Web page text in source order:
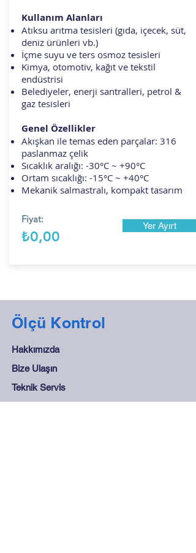
Kullanım Alanları
Atıksu arıtma tesisleri (gıda, içecek, süt,
deniz ürünleri vb.)
İçme suyu ve ters osmoz tesisleri
Kimya, otomotiv, kağıt ve tekstil
endüstrisi
Belediyeler, enerji santralleri, petrol &
gaz tesisleri
Genel Özellikler
Akışkan ile temas eden parçalar: 316
paslanmaz çelik
Sıcaklık aralığı: -30°C ~ +90°C
Ortam sıcaklığı: -15°C ~ +40°C
Mekanik salmastralı, kompakt tasarım
Fiyat:
₺0,00
Yer Ayırt
Ölçü Kontrol
Hakkımızda
Bize Ulaşın
Teknik Servis